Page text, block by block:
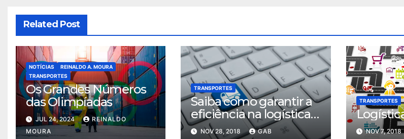
Related Post
NOTÍCIAS
REINALDO A. MOURA
TRANSPORTES
Os Grandes Números
das Olimpíadas
JUL 24, 2024
REINALDO
MOURA
TRANSPORTES
Saiba como garantir a
eficiência na logística
de transportes
NOV 28, 2018 GAB
TRANSPORTES
NOV 7, 2018